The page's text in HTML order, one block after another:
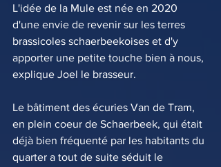
L'idée de la Mule est née en 2020
d'une envie de revenir sur les terres
brassicoles schaerbeekoises et d'y
apporter une petite touche bien à nous,
explique Joel le brasseur.
Le bâtiment des écuries Van de Tram,
en plein coeur de Schaerbeek, qui était
déjà bien fréquenté par les habitants du
quarter a tout de suite séduit le